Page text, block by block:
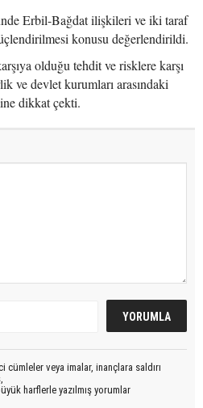
Erbil-Bağdat ilişkileri ve iki taraf
konusu değerlendirildi.
olduğu tehdit ve risklere karşı
ve devlet kurumları arasındaki
dikkat çekti.
veya imalar, inançlara saldırı
harflerle yazılmış yorumlar